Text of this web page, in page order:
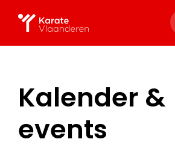
Kalender &
events